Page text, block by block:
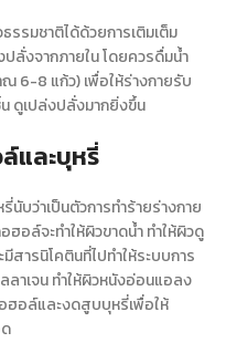
ธรรมชาติได้ด้วยการเติมเต็ม
ปลั่งจากภายใน โดยควรดื่มน้ำ
6-8 แก้ว) เพื่อให้ร่างกายรับ
ดูเปล่งปลั่งมากยิ่งขึ้น
และบุหรี่
บว่าเป็นตัวการทำร้ายร่างกาย
อล์จะทำให้ผิวขาดน้ำ ทำให้ผิวดู
สารนิโคตินที่ไปทำให้ระบบการ
าเจน ทำให้ผิวหนังอ่อนแอลง
ฮอล์และงดสูบบุหรี่เพื่อให้